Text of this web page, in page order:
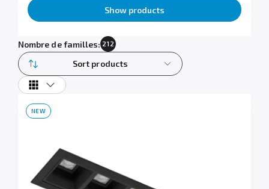
Show products
Nombre de familles: 212
Sort products
NEW